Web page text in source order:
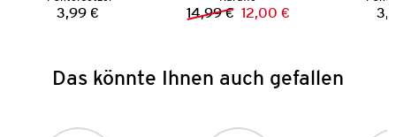
Preis:
3,99 € Vorheriger Preis:
14,99 € Neuer Preis:
12,00 €
Das könnte Ihnen auch gefallen